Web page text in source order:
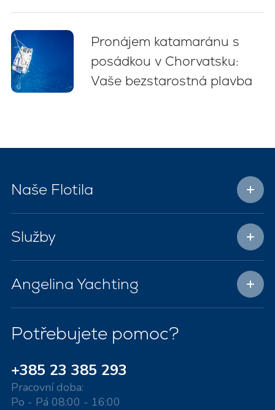
Pronájem katamaránu s
posádkou v Chorvatsku:
Vaše bezstarostná plavba
Naše Flotila
Služby
Angelina Yachting
Potřebujete pomoc?
+385 23 385 293
Pracovní doba:
Po - Pá 08:00 - 16:00